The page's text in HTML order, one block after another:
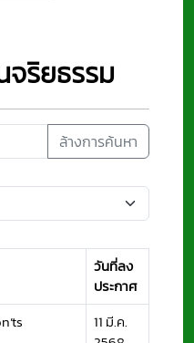
จริยธรรม
ล้างการค้นหา
วันที่ลง
ประกาศ
11 มี.ค.